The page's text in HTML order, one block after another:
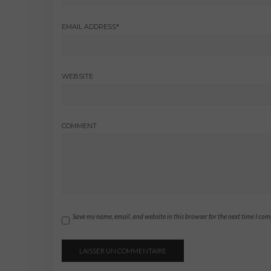
EMAIL ADDRESS*
WEBSITE
COMMENT
Save my name, email, and website in this browser for the next time I